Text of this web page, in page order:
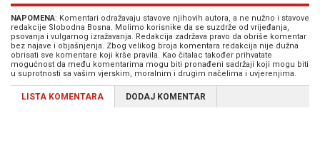
NAPOMENA: Komentari odražavaju stavove njihovih autora, a ne nužno i stavove
redakcije Slobodna Bosna. Molimo korisnike da se suzdrže od vrijeđanja,
psovanja i vulgarnog izražavanja. Redakcija zadržava pravo da obriše komentar
bez najave i objašnjenja. Zbog velikog broja komentara redakcija nije dužna
obrisati sve komentare koji krše pravila. Kao čitalac također prihvatate
mogućnost da među komentarima mogu biti pronađeni sadržaji koji mogu biti
u suprotnosti sa vašim vjerskim, moralnim i drugim načelima i uvjerenjima.
LISTA KOMENTARA DODAJ KOMENTAR